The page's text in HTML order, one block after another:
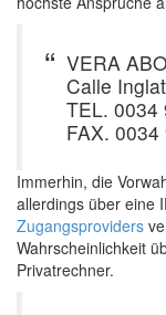
VERA
Calle
TEL. 0034
FAX.
Immerhin, die
allerdings über eine
Zugangsproviders
Wahrscheinlichkeit
Privatrechner.